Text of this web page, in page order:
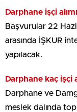
Darphane işçi
Başvurular 22
arasında İŞKUR
yapılacak.
Darphane kaç işçi
Darphane ve
meslek dalında